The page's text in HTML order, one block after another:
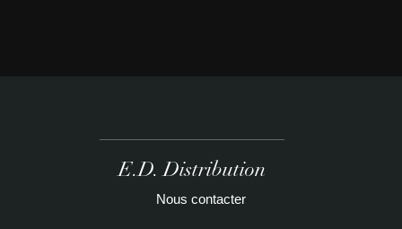
E.D. Distribution
Nous contacter